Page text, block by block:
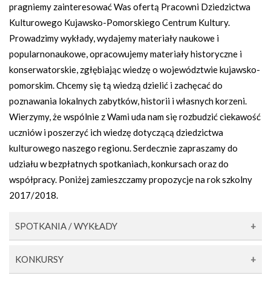
pragniemy zainteresować Was ofertą Pracowni Dziedzictwa
Kulturowego Kujawsko-Pomorskiego Centrum Kultury.
Prowadzimy wykłady, wydajemy materiały naukowe i
popularnonaukowe, opracowujemy materiały historyczne i
konserwatorskie, zgłębiając wiedzę o województwie kujawsko-
pomorskim. Chcemy się tą wiedzą dzielić i zachęcać do
poznawania lokalnych zabytków, historii i własnych korzeni.
Wierzymy, że wspólnie z Wami uda nam się rozbudzić ciekawość
uczniów i poszerzyć ich wiedzę dotyczącą dziedzictwa
kulturowego naszego regionu. Serdecznie zapraszamy do
udziału w bezpłatnych spotkaniach, konkursach oraz do
współpracy. Poniżej zamieszczamy propozycje na rok szkolny
2017/2018.
SPOTKANIA / WYKŁADY
Za pan brat z zabytkami i dziejami regionu
KONKURSY